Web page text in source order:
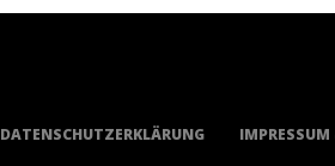
DATENSCHUTZERKLÄRUNG